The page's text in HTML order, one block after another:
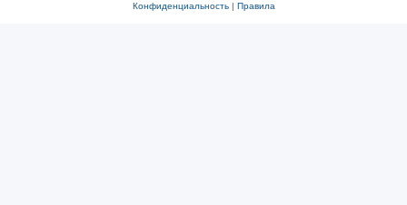
Конфиденциальность| Правила